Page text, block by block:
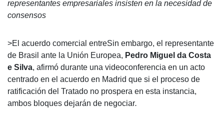
representantes empresariales insisten en la necesidad de
consensos
>El acuerdo comercial entreSin embargo, el representante
de Brasil ante la Unión Europea, Pedro Miguel da Costa
e Silva, afirmó durante una videoconferencia en un acto
centrado en el acuerdo en Madrid que si el proceso de
ratificación del Tratado no prospera en esta instancia,
ambos bloques dejarán de negociar.